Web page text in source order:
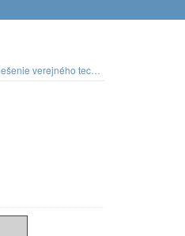
Územný plán - V4 - Riešenie verejného technického vybavenia